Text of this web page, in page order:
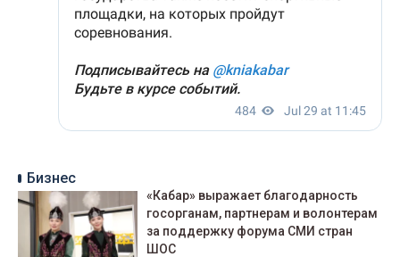
Бизнес
«Кабар» выражает благодарность
госорганам, партнерам и волонтерам
за поддержку форума СМИ стран
ШОС